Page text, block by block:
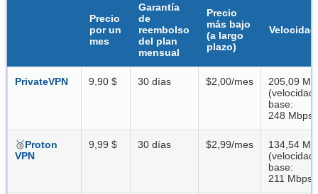
Precio
por un
mes
Garantía
de
reembolso
del plan
mensual
Precio
más bajo
(a largo
plazo)
Velocidad
PrivateVPN 9,90 $ 30 días $2,00/mes
205,09
(velocidad
base:
248 Mbps)
🥉Proton
VPN
9,99 $ 30 días $2,99/mes
134,54
(velocidad
base:
211 Mbps)